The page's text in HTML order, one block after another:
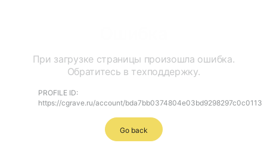
При загрузке страницы произошла ошибка.
Обратитесь в техподдержку.
PROFILE ID:
https://cgrave.ru/account/bda7bb0374804e03bd9298297c0c0113
Go back